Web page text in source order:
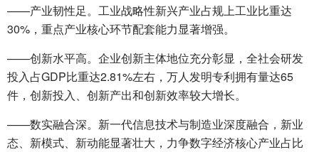
——产业韧性足。工业战略性新兴产业占规上工业比重达
30%，重点产业核心环节配套能力显著增强。
——创新水平高。企业创新主体地位充分彰显，全社会研发
投入占GDP比重达2.81%左右，万人发明专利拥有量达65
件，创新投入、创新产出和创新效率较大增长。
——数实融合深。新一代信息技术与制造业深度融合，新业
态、新模式、新动能显著壮大，力争数字经济核心产业占比